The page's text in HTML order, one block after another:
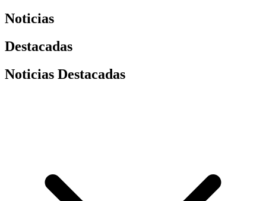
Noticias
Destacadas
Noticias Destacadas